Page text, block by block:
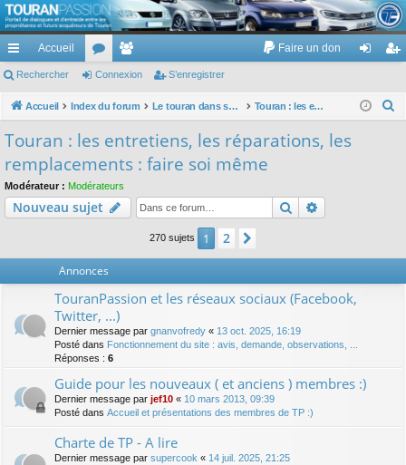
TouranPassion
Le forum des propriétaires ou futurs acquéreurs du Volkswagen Touran
cc
ès
de
Accueil
or
u
e
m
es
Faire un don
ne nr
Rechercher Connexion S’enregistrer
Accueil Index du forum Le touran dans ses versions I (V1 V2 V3) et II ... Touran : les entretiens, les réparations, les remplacements : faire soi même
r
Touran : les entretiens, les réparations, les
remplacements : faire soi même
Modérateur : Modérateurs
Nouveau sujet Rechercher
270 sujets 1 2
Annonces
TouranPassion et les réseaux sociaux (Facebook,
Twitter, ...)
Dernier message par gnanvofredy « 13 oct. 2025, 16:19
Posté dans Fonctionnement du site : avis, demande, observations, ...
Réponses : 6
Guide pour les nouveaux ( et anciens ) membres :)
Dernier message par jef10 « 10 mars 2013, 09:39
Posté dans Accueil et présentations des membres de TP :)
Charte de TP - A lire
Dernier message par supercook « 14 juil. 2025, 21:25